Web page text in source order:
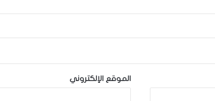
الموقع الإلكتروني